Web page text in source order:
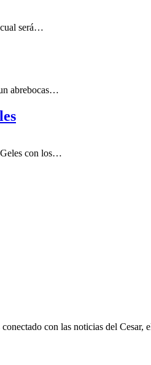
cual será…
abrebocas…
Geles con los…
con las noticias del Cesar,